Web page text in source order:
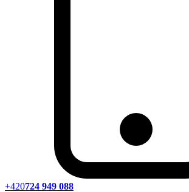
+420724 949 088